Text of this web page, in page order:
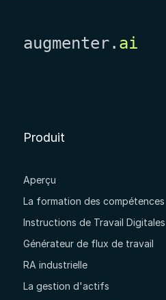
augmenter. ai
Produit
Aperçu
La formation des compétences
Instructions de Travail Digitales
Générateur de flux de travail
RA industrielle
La gestion d'actifs